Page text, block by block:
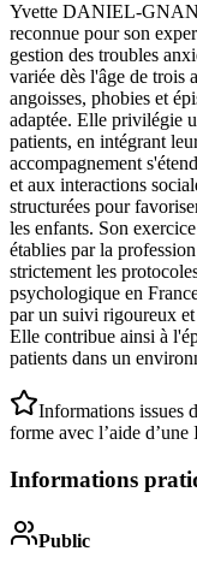
Yvette DANIEL-
reconnue pour son
gestion des troubles
variée dès l'âge de trois
angoisses, phobies et
adaptée. Elle privilégie
patients, en intégrant
accompagnement
et aux interactions
structurées pour
les enfants. Son
établies par la
strictement les
psychologique en
par un suivi rigoureux et
Elle contribue ainsi à
patients dans un
Informations issues
forme avec l’aide d’une
Informations
Public